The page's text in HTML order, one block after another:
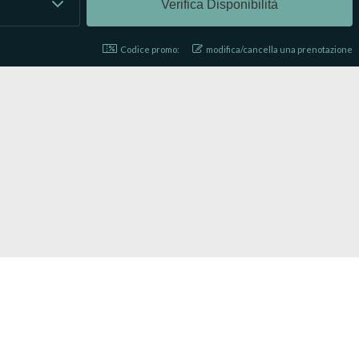
Codice promo: modifica/cancella una prenotazione